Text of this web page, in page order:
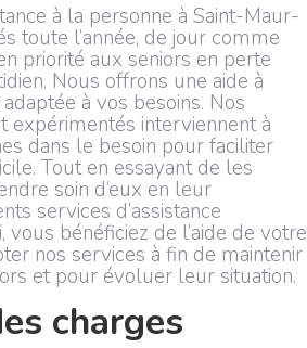
à la personne à Saint-Maur-
toute l’année, de jour comme
priorité aux seniors en perte
Nous offrons une aide à
à vos besoins. Nos
expérimentés interviennent à
dans le besoin pour faciliter
Tout en essayant de les
soin d’eux en leur
services d’assistance
bénéficiez de l’aide de votre
nos services à fin de maintenir
et pour évoluer leur situation.
charges